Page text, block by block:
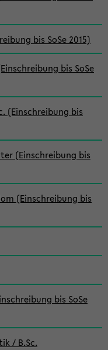
bis SoSe 2015)
bis SoSe
(Einschreibung bis
(Einschreibung bis
(Einschreibung bis
bis SoSe
/ B.Sc.